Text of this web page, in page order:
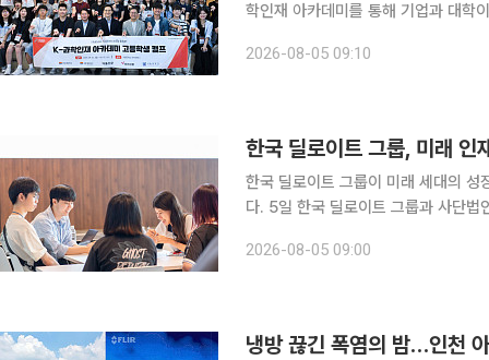
학인재 아카데미를 통해 기업과 대학
습니다." 호반그룹은 김대헌 기
2026-08-05 09:10
한국 딜로이트 그룹, 미래 인
한국 딜로이트 그룹이 미래 세대의 성
다. 5일 한국 딜로이트 그룹과 사단법인 딜로이트 한마음나눔은 지난 3일과 4일 양일간 서울 여의
이번 프로그램은 딜로이트의 회계, 세
2026-08-05 09:00
냉방 끊긴 폭염의 밤…인천